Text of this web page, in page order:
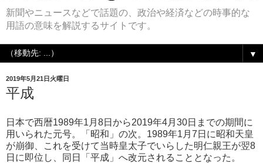
新聞やニュースなどで話題の、政治や経済などの時事的な
用語の意味を解説するサイトです。
▼
2019年5月21日火曜日
平成
日本で西暦1989年1月8日から2019年4月30日までの期間に
用いられた元号。「昭和」の次。1989年1月7日に昭和天皇
が崩御、これを受けて当時皇太子でいらした明仁親王が翌8
日に即位し、同日「平成」へ改元されることとなった。